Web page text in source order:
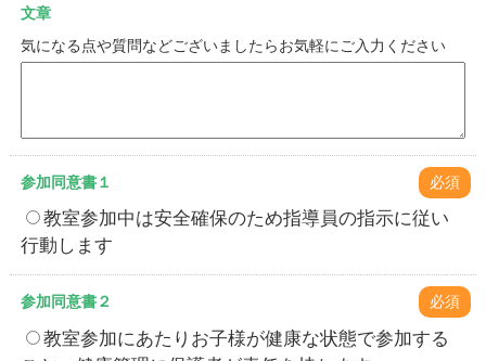
文章
気になる点や質問などございましたらお気軽にご入力ください
参加同意書１ 必須
教室参加中は安全確保のため指導員の指示に従い
行動します
参加同意書２ 必須
教室参加にあたりお子様が健康な状態で参加する